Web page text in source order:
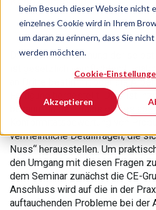
beim Besuch dieser Website nicht
einzelnes Cookie wird in Ihrem
um daran zu erinnern, dass Sie
werden möchten.
Cookie-
Akzeptieren
Die CE-Kennzeichnung der
ist gesetzlich verpflichtend,
an Dritte bestimmt oder als
Fertigung hergestellt. Dies ist
bekannt. In der Praxis gibt es aber
Konformitätsbewertung von
vermeintliche Detailfragen, die
Nuss“ herausstellen. Um
den Umgang mit diesen Fragen
dem Seminar zunächst die CE-
Anschluss wird auf die in der
auftauchenden Probleme bei der